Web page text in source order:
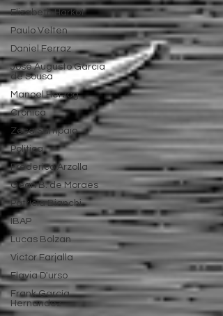
Elizabeth Harkot
Paulo Velten
Daniel Ferraz
José Augusto Garcia
de Sousa
Manoel Herzog
Crônica
Zeca Sampaio
Política
Frederico Arzolla
Gean B. de Moraes
Patrícia Bianchi
IBAP
Lucas Bolzan
Victor Farjalla
Flavia D'urso
Frank García
Hernandez